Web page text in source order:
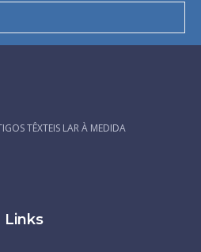
TÊXTEIS LAR À MEDIDA
Links